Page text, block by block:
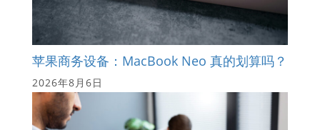
苹果商务设备：MacBook Neo 真的划算吗？
2026年8月6日